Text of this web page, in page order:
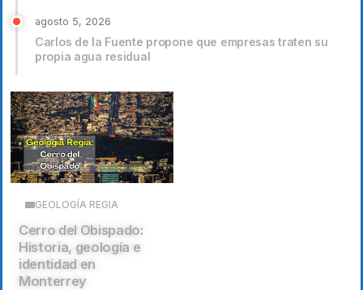
agosto 5, 2026
Carlos de la Fuente propone que empresas traten su
propia agua residual
GEOLOGÍA REGIA
Cerro del Obispado:
Historia, geología e
identidad en
Monterrey